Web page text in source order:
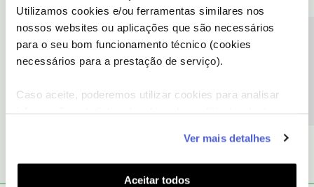
Utilizamos cookies e/ou ferramentas similares nos
nossos websites ou aplicações que são necessários
para o seu bom funcionamento técnico (cookies
necessários para a prestação de serviço).
Caso aceite, poderemos utilizar cookies para analisar
funcionalidades (cookies de personalização e
funcionalidade) e adaptar anúncios aos seus interesses
(cookies de publicidade personalizada). Pode gerir a
Ver mais detalhes
Aceitar todos
@pprt757, vamos ajudá-lo! Pedimos que nos envie o seu número
de cliente NOS ou NIF do titular, por mensagem privada, para que
nos seja possível verificar a sua situação, por favor.